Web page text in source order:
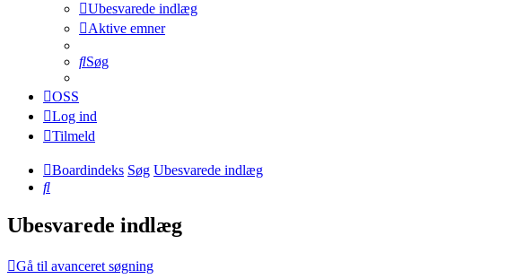
Ubesvarede indlæg
Aktive emner
Søg
OSS
Log ind
Tilmeld
Boardindeks Søg Ubesvarede indlæg
Søg
Ubesvarede indlæg
Gå til avanceret søgning